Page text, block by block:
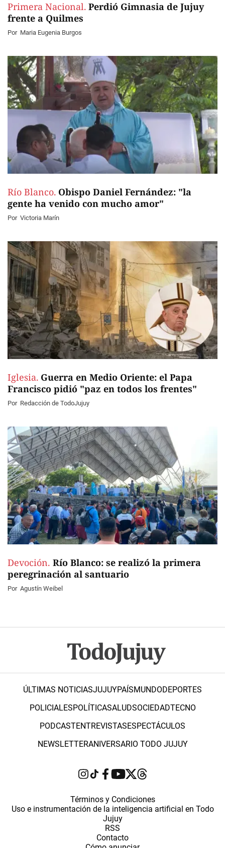
Primera Nacional. Perdió Gimnasia de Jujuy
frente a Quilmes
Por Maria Eugenia Burgos
Río Blanco. Obispo Daniel Fernández: "la
gente ha venido con mucho amor"
Por Victoria Marín
Iglesia. Guerra en Medio Oriente: el Papa
Francisco pidió "paz en todos los frentes"
Por Redacción de TodoJujuy
Devoción. Río Blanco: se realizó la primera
peregrinación al santuario
Por Agustín Weibel
ÚLTIMAS NOTICIASJUJUYPAÍSMUNDODEPORTES
POLICIALESPOLÍTICASALUDSOCIEDADTECNO
PODCASTENTREVISTASESPECTÁCULOS
NEWSLETTERANIVERSARIO TODO JUJUY
Términos y Condiciones
Uso e instrumentación de la inteligencia artificial en Todo
Jujuy
RSS
Contacto